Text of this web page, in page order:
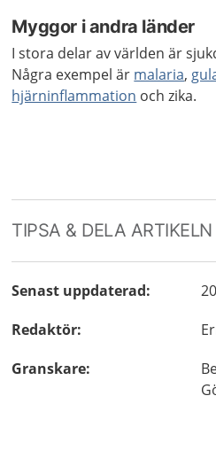
Myggor i andra länder
I stora delar av världen är
Några exempel är malaria,
hjärninflammation och zika.
TIPSA & DELA ARTIKELN
Senast uppdaterad:
Redaktör:
Granskare: